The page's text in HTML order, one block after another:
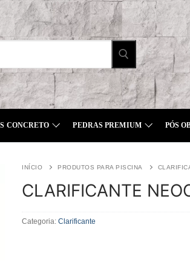
CONCRETO PEDRAS PREMIUM PÓS
INÍCIO PRODUTOS PARA PISCINA
CLARIFICANTE
Categoria: Clarificante